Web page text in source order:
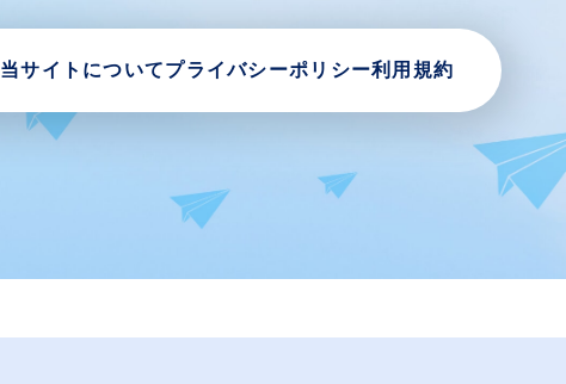
当サイトについてプライバシーポリシー利用規約